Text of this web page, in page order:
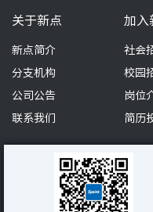
关于新点
新点简介
分支机构
公司公告
联系我们
加入
社会
校园
岗位
简历